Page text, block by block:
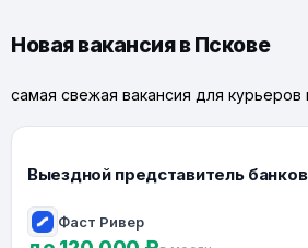
Новая вакансия в Пскове
самая свежая вакансия для
Выездной представитель
Фаст Ривер